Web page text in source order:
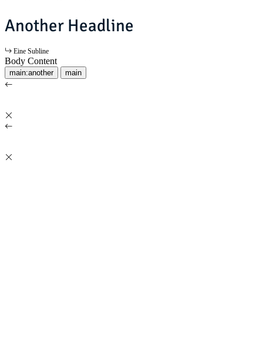
Another Headline
Eine Subline
Body Content
main:another main